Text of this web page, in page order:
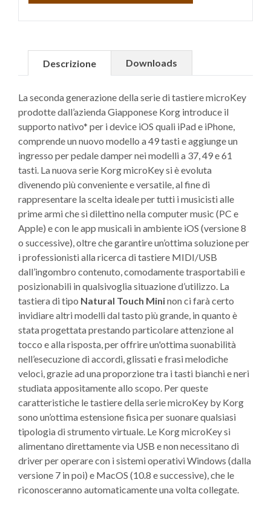
Descrizione Downloads
La seconda generazione della serie di tastiere microKey
prodotte dall’azienda Giapponese Korg introduce il
supporto nativo* per i device iOS quali iPad e iPhone,
comprende un nuovo modello a 49 tasti e aggiunge un
ingresso per pedale damper nei modelli a 37, 49 e 61
tasti. La nuova serie Korg microKey si è evoluta
divenendo più conveniente e versatile, al fine di
rappresentare la scelta ideale per tutti i musicisti alle
prime armi che si dilettino nella computer music (PC e
Apple) e con le app musicali in ambiente iOS (versione 8
o successive), oltre che garantire un’ottima soluzione per
i professionisti alla ricerca di tastiere MIDI/USB
dall’ingombro contenuto, comodamente trasportabili e
posizionabili in qualsivoglia situazione d’utilizzo. La
tastiera di tipo Natural Touch Mininon ci farà certo
invidiare altri modelli dal tasto più grande, in quanto è
stata progettata prestando particolare attenzione al
tocco e alla risposta, per offrire un'ottima suonabilità
nell’esecuzione di accordi, glissati e frasi melodiche
veloci, grazie ad una proporzione tra i tasti bianchi e neri
studiata appositamente allo scopo. Per queste
caratteristiche le tastiere della serie microKey by Korg
sono un’ottima estensione fisica per suonare qualsiasi
tipologia di strumento virtuale. Le Korg microKey si
alimentano direttamente via USB e non necessitano di
driver per operare con i sistemi operativi Windows (dalla
versione 7 in poi) e MacOS (10.8 e successive), che le
riconosceranno automaticamente una volta collegate.